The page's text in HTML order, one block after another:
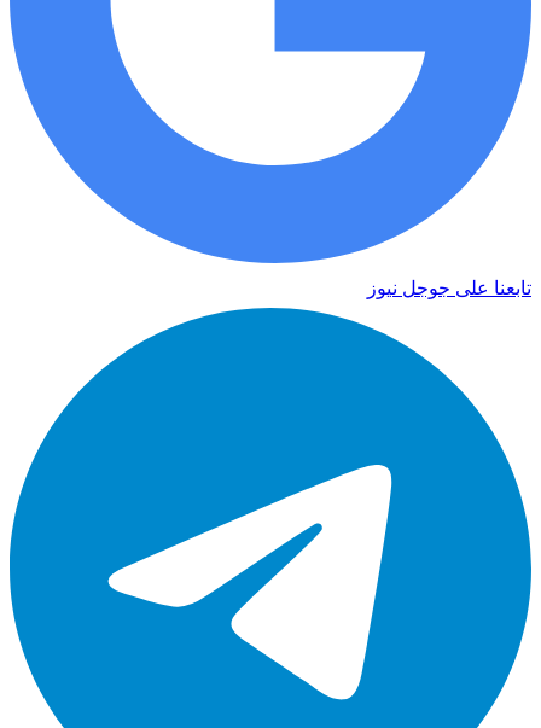
تابعنا على جوجل نيوز